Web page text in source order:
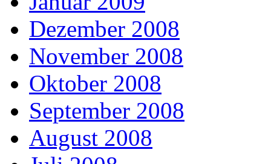
Dezember 2008
November 2008
Oktober 2008
September 2008
August 2008